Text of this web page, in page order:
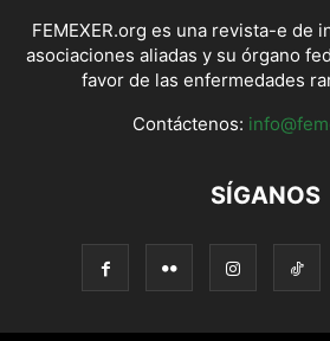
FEMEXER.org es una revista-e de
asociaciones aliadas y su órgano
favor de las enfermedades
Contáctenos:
SÍGANOS